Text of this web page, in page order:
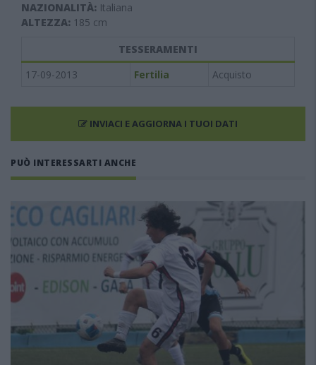
NAZIONALITÀ: Italiana
ALTEZZA: 185 cm
TESSERAMENTI
17-09-2013
Fertilia Acquisto
INVIACI E AGGIORNA I TUOI DATI
PUÒ INTERESSARTI ANCHE